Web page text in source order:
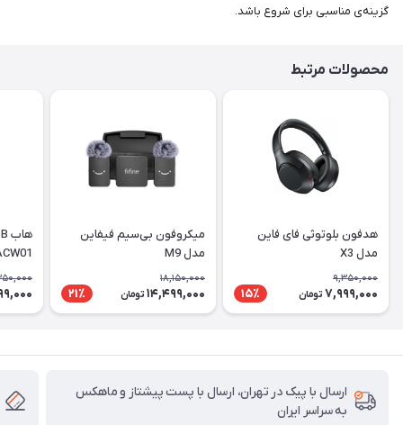
گزینه‌ی مناسبی برای شروع باشد.
محصولات مرتبط
هدفون بلوتوثی فای فاین
مدل X3
9,350,000
7,999,000 تومان 15٪
میکروفون بی‌سیم فیفاین
مدل M9
18,150,000
14,499,000 تومان 21٪
ارسال با پیک در تهران، ارسال با پست پیشتاز و ماهکس
به سراسر ایران